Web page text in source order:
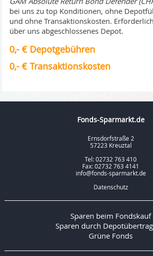
bei uns zu top Konditionen, ohne
und ohne Transaktionskosten.
über uns abgeschlossenes Depot.
0,- € Depotgebühren
0,- € Transaktionskosten
Fonds-Sparmarkt.de
Ernsdorfstraße 2
57223 Kreuztal
Tel: 02732 763 410
Fax: 02732 763 4141
info@fonds-sparmarkt.de
Datenschutz
Sparen beim Fondskauf
Sparen durch
Grüne Fonds